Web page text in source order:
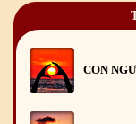
CON